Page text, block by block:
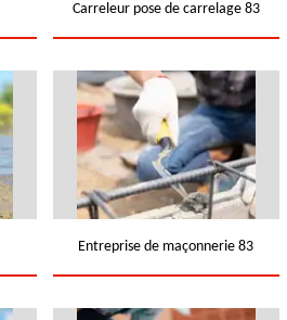
Carreleur pose de carrelage 83
Entreprise de maçonnerie 83